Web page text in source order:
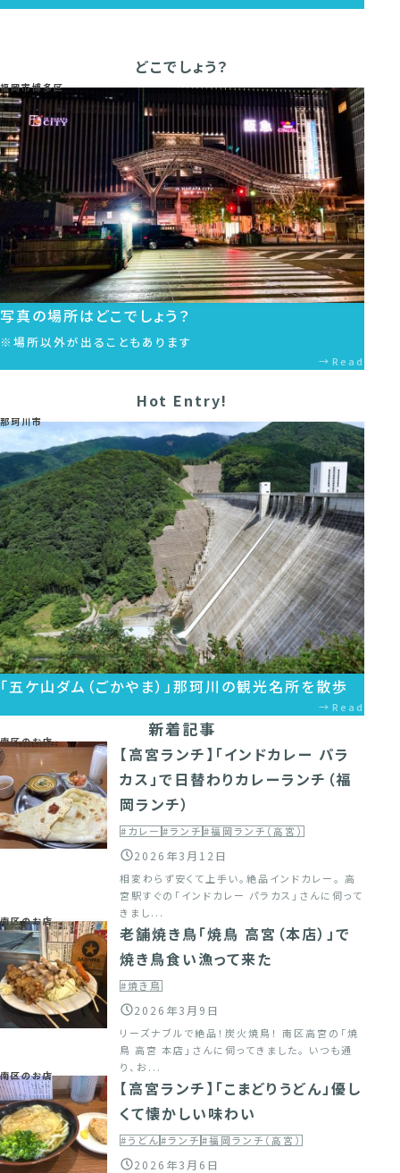
どこでしょう？
福岡市博多区
写真の場所はどこでしょう？
※場所以外が出ることもあります
Read
Hot Entry!
那珂川市
「五ケ山ダム（ごかやま）」那珂川の観光名所を散歩
Read
新着記事
南区のお店
【高宮ランチ】「インドカレー パラ
カス」で日替わりカレーランチ（福
岡ランチ）
#カレー#ランチ#福岡ランチ（高宮）
2026年3月12日
相変わらず安くて上手い。絶品インドカレー。 高
宮駅すぐの「インドカレー パラカス」さんに伺って
きまし...
南区のお店
老舗焼き鳥「焼鳥 高宮（本店）」で
焼き鳥食い漁って来た
#焼き鳥
2026年3月9日
リーズナブルで絶品！炭火焼鳥！ 南区高宮の「焼
鳥 高宮 本店」さんに伺ってきました。 いつも通
り、お...
南区のお店
【高宮ランチ】「こまどりうどん」優し
くて懐かしい味わい
#うどん#ランチ#福岡ランチ（高宮）
2026年3月6日